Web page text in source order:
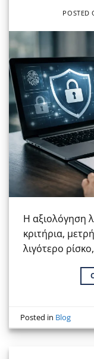
POSTED
Η αξιολόγηση
κριτήρια,
λιγότερο
Posted in Blog